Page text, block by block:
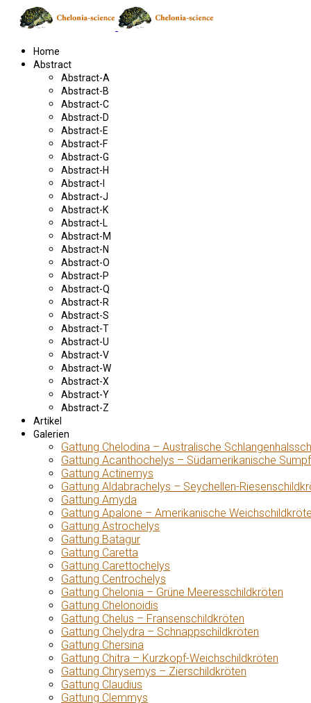
Home
Abstract
Abstract-A
Abstract-B
Abstract-C
Abstract-D
Abstract-E
Abstract-F
Abstract-G
Abstract-H
Abstract-I
Abstract-J
Abstract-K
Abstract-L
Abstract-M
Abstract-N
Abstract-O
Abstract-P
Abstract-Q
Abstract-R
Abstract-S
Abstract-T
Abstract-U
Abstract-V
Abstract-W
Abstract-X
Abstract-Y
Abstract-Z
Artikel
Galerien
Gattung Chelodina – Australische
Gattung Acanthochelys – Südamerikanische
Gattung Actinemys
Gattung Aldabrachelys – Seychellen-
Gattung Amyda
Gattung Apalone – Amerikanische
Gattung Astrochelys
Gattung Batagur
Gattung Caretta
Gattung Carettochelys
Gattung Centrochelys
Gattung Chelonia – Grüne Meeresschildkröten
Gattung Chelonoidis
Gattung Chelus – Fransenschildkröten
Gattung Chelydra – Schnappschildkröten
Gattung Chersina
Gattung Chitra – Kurzkopf-Weichschildkröten
Gattung Chrysemys – Zierschildkröten
Gattung Claudius
Gattung Clemmys